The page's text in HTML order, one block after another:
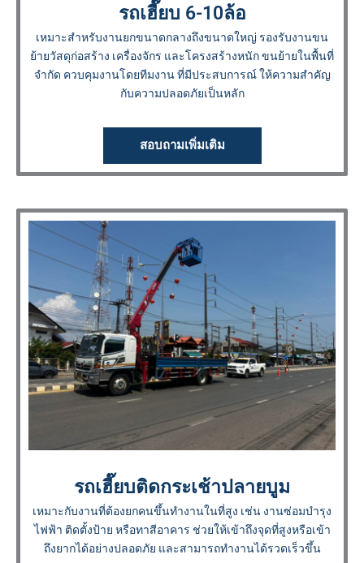
รถเฮี๊ยบ 6-10ล้อ
เหมาะสำหรับงานยกขนาดกลางถึงขนาดใหญ่ รองรับงานขน
ย้ายวัสดุก่อสร้าง เครื่องจักร และโครงสร้างหนัก ขนย้ายในพื้นที่
จำกัด ควบคุมงานโดยทีมงาน ที่มีประสบการณ์ ให้ความสำคัญ
กับความปลอดภัยเป็นหลัก
สอบถามเพิ่มเติม
รถเฮี๊ยบติดกระเช้าปลายบูม
เหมาะกับงานที่ต้องยกคนขึ้นทำงานในที่สูง เช่น งานซ่อมบำรุง
ไฟฟ้า ติดตั้งป้าย หรือทาสีอาคาร ช่วยให้เข้าถึงจุดที่สูงหรือเข้า
ถึงยากได้อย่างปลอดภัย และสามารถทำงานได้รวดเร็วขึ้น